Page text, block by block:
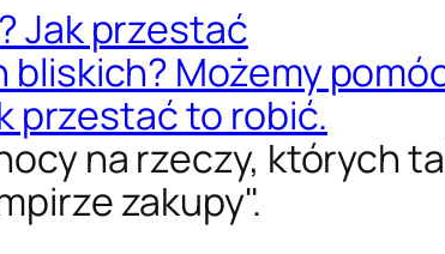
Jak przestać
Możemy
przestać to robić.
na rzeczy, których
zakupy".